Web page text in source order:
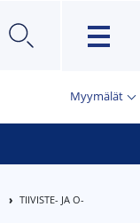
×
Myymälät
TIIVISTE- JA O-